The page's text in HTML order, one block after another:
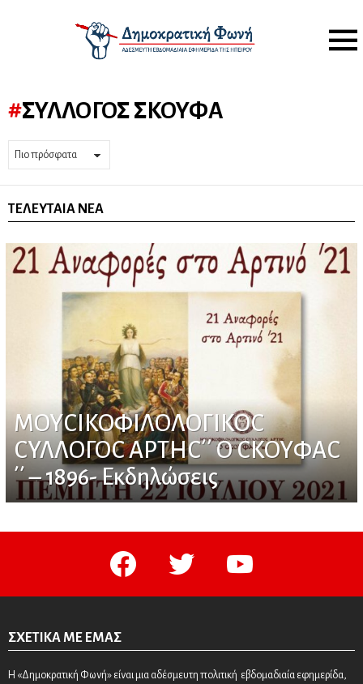
Menu
ΣΎΛΛΟΓΟΣ ΣΚΟΥΦΆ
ΤΕΛΕΥΤΑΊΑ ΝΈΑ
ΜΟΥСΙΚΟΦΙΛΟΛΟΓΙΚΟС
СΥΛΛΟΓΟС ΑΡΤΗС΄΄ O СΚΟΥΦΑС
΄΄ – 1896- Εκδηλώσεις
facebook twitter
ΣΧΕΤΙΚΆ ΜΕ ΕΜΆΣ
Η «Δημοκρατική Φωνή» είναι μια αδέσμευτη πολιτική εβδομαδιαία εφημερίδα,